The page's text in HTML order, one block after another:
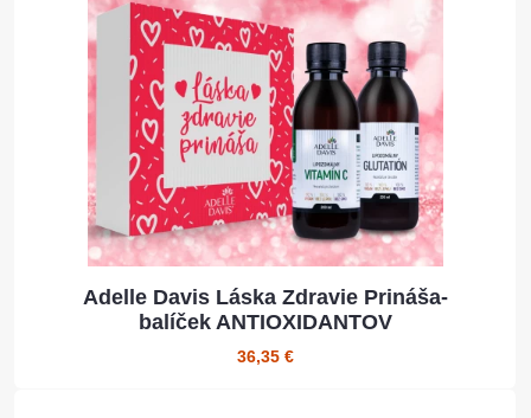
Adelle Davis Láska Zdravie Prináša-
balíček ANTIOXIDANTOV
36,35 €